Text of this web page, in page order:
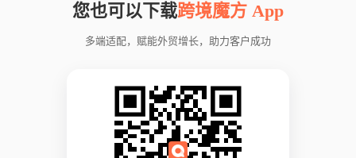
您也可以下载跨境魔方 App
多端适配，赋能外贸增长，助力客户成功